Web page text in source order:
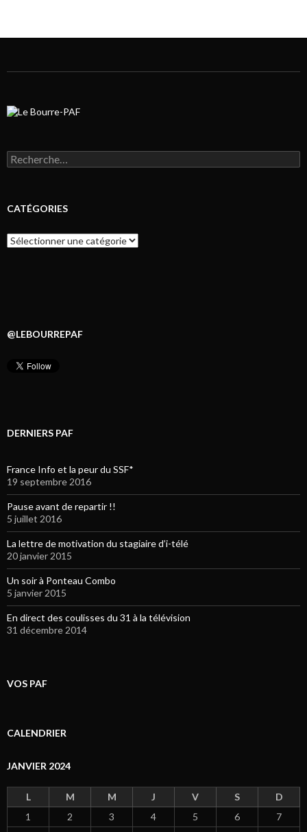
Rechercher :
CATÉGORIES
Catégories
@LEBOURREPAF
DERNIERS PAF
France Info et la peur du SSF*
19 septembre 2016
Pause avant de repartir !!
5 juillet 2016
La lettre de motivation du stagiaire d’i-télé
20 janvier 2015
Un soir à Ponteau Combo
5 janvier 2015
En direct des coulisses du 31 à la télévision
31 décembre 2014
VOS PAF
CALENDRIER
JANVIER 2024
L M M J V S
D
1
2 3 4 5 6
7